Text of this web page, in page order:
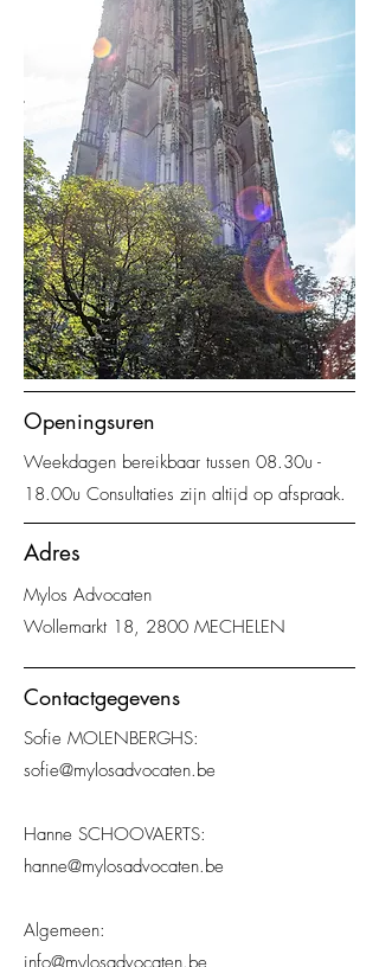
Openingsuren
Weekdagen bereikbaar tussen 08.30u -
18.00u Consultaties zijn altijd op afspraak.
Adres
Mylos Advocaten
Wollemarkt 18, 2800 MECHELEN
Contactgegevens
Sofie MOLENBERGHS:
sofie@mylosadvocaten.be
Hanne SCHOOVAERTS:
hanne@mylosadvocaten.be
Algemeen:
info@mylosadvocaten.be